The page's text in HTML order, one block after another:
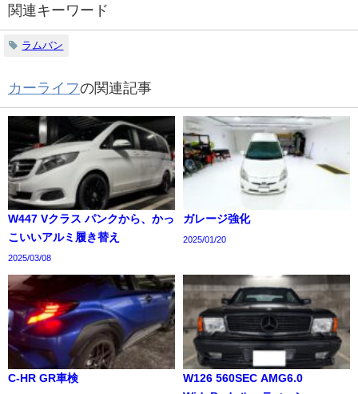
関連キーワード
ラムバン
カーライフの関連記事
W447 Vクラス パンクから、かっ
こいいアルミ履き替え
2025/03/08
ガレージ強化
2025/01/20
C-HR GR車検
W126 560SEC AMG6.0